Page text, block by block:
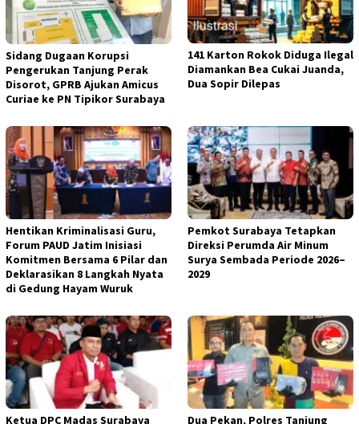
Sidang Dugaan Korupsi
Pengerukan Tanjung Perak
Disorot, GPRB Ajukan Amicus
Curiae ke PN Tipikor Surabaya
141 Karton Rokok Diduga Ilegal
Diamankan Bea Cukai Juanda,
Dua Sopir Dilepas
Hentikan Kriminalisasi Guru,
Forum PAUD Jatim Inisiasi
Komitmen Bersama 6 Pilar dan
Deklarasikan 8 Langkah Nyata
di Gedung Hayam Wuruk
Pemkot Surabaya Tetapkan
Direksi Perumda Air Minum
Surya Sembada Periode 2026–
2029
Ketua DPC Madas Surabaya
Dua Pekan, Polres Tanjung